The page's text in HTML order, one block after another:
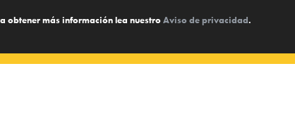
obtener más información lea nuestroAviso de privacidad.